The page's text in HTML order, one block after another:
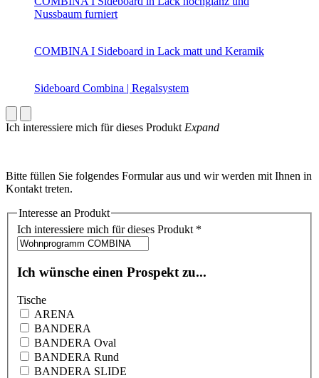
Nussbaum furniert
COMBINA I Sideboard in Lack matt und Keramik
Sideboard Combina | Regalsystem
Ich interessiere mich für dieses Produkt Expand
Bitte füllen Sie folgendes Formular aus und wir werden mit Ihnen in
Kontakt treten.
Interesse an Produkt
Ich interessiere mich für dieses Produkt *
Ich wünsche einen Prospekt zu...
Tische
ARENA
BANDERA
BANDERA Oval
BANDERA Rund
BANDERA SLIDE